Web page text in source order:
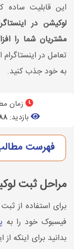
این قابلیت ساده
لوکیشن در
مشتریان شما را
تعامل در
به خود جذب کنید.
زمان
بازدید:
فهرست
مراحل ثبت
برای استفاده از
فیسبوک خود را به
بدانید برای اینکه